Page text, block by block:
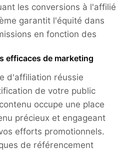
les conversions à l'affilié
garantit l'équité dans
en fonction des
efficaces de marketing
d'affiliation réussie
de votre public
occupe une place
précieux et engageant
efforts promotionnels.
de référencement